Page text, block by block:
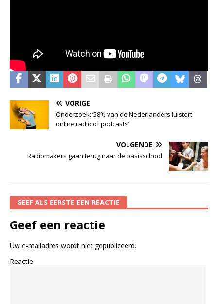
VORIGE
Onderzoek: ‘58% van de Nederlanders luistert
online radio of podcasts’
VOLGENDE
Radiomakers gaan terug naar de basisschool
GEEF ALS EERSTE EEN REACTIE
Geef een reactie
Uw e-mailadres wordt niet gepubliceerd.
Reactie